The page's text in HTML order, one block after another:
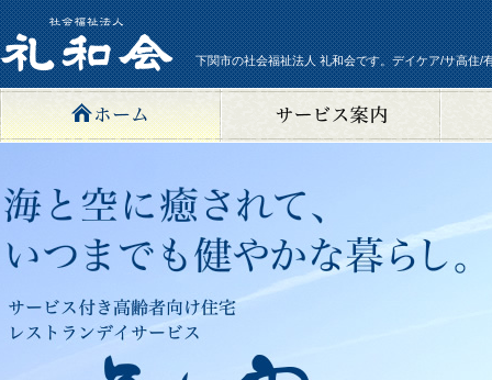
下関市の社会福祉法人 礼和会です。デイケア/サ高住/